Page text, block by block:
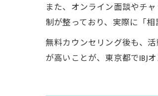
また、オンライン面談やチ
制が整っており、実際に「
無料カウンセリング後も、
が高いことが、東京都でIBJ